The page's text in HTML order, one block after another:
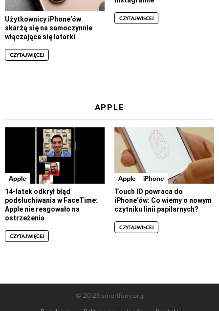
Użytkownicy iPhone’ów
skarżą się na samoczynnie
włączające się latarki
CZYTAJ WIĘCEJ
CZYTAJ WIĘCEJ
APPLE
Apple
14-latek odkrył błąd
podsłuchiwania w FaceTime:
Apple nie reagowało na
ostrzeżenia
CZYTAJ WIĘCEJ
Apple iPhone
Touch ID powraca do
iPhone’ów: Co wiemy o nowym
czytniku linii papilarnych?
CZYTAJ WIĘCEJ
© 2026 smartfony.org